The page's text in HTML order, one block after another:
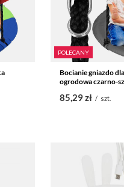
POLECANY
Bocianie gniazdo
ogrodowa czarno-
85,29 zł / szt.